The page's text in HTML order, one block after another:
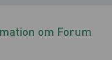
om Forum